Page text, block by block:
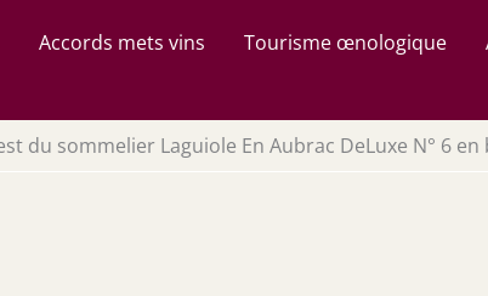
Accords mets vins Tourisme œnologique
du sommelier Laguiole En Aubrac DeLuxe N° 6